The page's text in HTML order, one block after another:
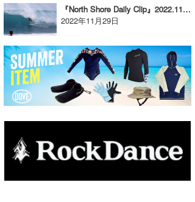
『North Shore Daily Clip』2022.11.27 @ Log Cabin / vol.2
2022年11月29日
三輪予報士
小川予報士
上田純子
上條将美
SancheZ